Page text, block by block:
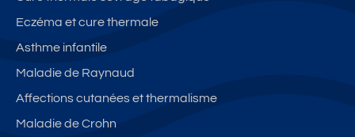
Eczéma et cure thermale
Asthme infantile
Maladie de Raynaud
Affections cutanées et thermalisme
Maladie de Crohn